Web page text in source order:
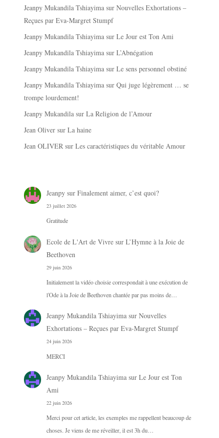
Jeanpy Mukandila Tshiayima surNouvelles Exhortations –
Reçues par Eva-Margret Stumpf
Jeanpy Mukandila Tshiayima surLe Jour est Ton Ami
Jeanpy Mukandila Tshiayima surL’Abnégation
Jeanpy Mukandila Tshiayima surLe sens personnel obstiné
Jeanpy Mukandila Tshiayima surQui juge légèrement … se
trompe lourdement!
Jeanpy Mukandila surLa Religion de l’Amour
Jean Oliver surLa haine
Jean OLIVER surLes caractéristiques du véritable Amour
Jeanpysur Finalement aimer, c’est quoi?
23 juillet 2026
Gratitude
Ecole de L'Art de Vivresur L’Hymne à la Joie de
Beethoven
29 juin 2026
Initialement la vidéo choisie correspondait à une exécution de
l'Ode à la Joie de Beethoven chantée par pas moins de…
Jeanpy Mukandila Tshiayimasur Nouvelles
Exhortations – Reçues par Eva-Margret Stumpf
24 juin 2026
MERCI
Jeanpy Mukandila Tshiayimasur Le Jour est Ton
Ami
22 juin 2026
Merci pour cet article, les exemples me rappellent beaucoup de
choses. Je viens de me réveiller, il est 3h du…